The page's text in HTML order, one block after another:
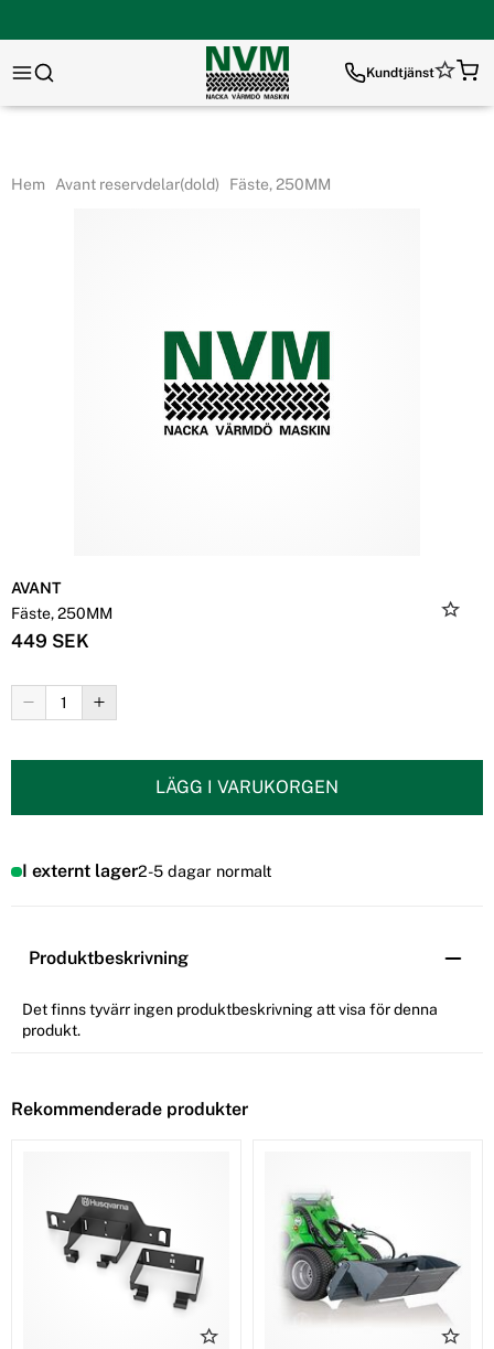
Kundtjänst
Hem Avant reservdelar(dold) Fäste, 250MM
AVANT
Fäste, 250MM
449 SEK
LÄGG I VARUKORGEN
I externt lager2-5 dagar normalt
Produktbeskrivning
Det finns tyvärr ingen produktbeskrivning att visa för denna
produkt.
Rekommenderade produkter